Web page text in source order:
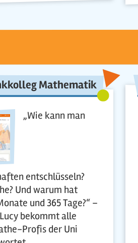
Mathematik
„Wie kann man
entschlüsseln?
Und warum hat
und 365 Tage?“ –
bekommt alle
Profis der Uni